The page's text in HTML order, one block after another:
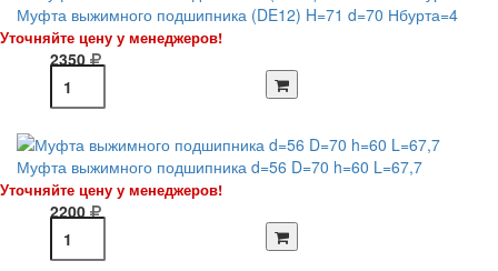
Муфта выжимного подшипника (DE12) H=71 d=70 Нбурта=4
Уточняйте цену у менеджеров!
2350
Муфта выжимного подшипника d=56 D=70 h=60 L=67,7
Уточняйте цену у менеджеров!
2200